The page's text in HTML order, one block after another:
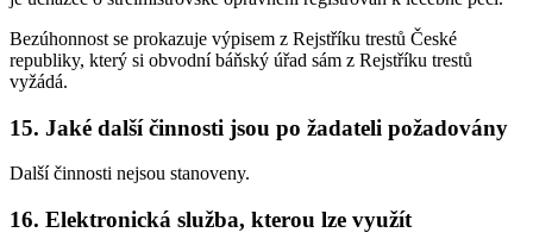
Bezúhonnost se prokazuje výpisem z Rejstříku trestů České
republiky, který si obvodní báňský úřad sám z Rejstříku trestů
vyžádá.
15. Jaké další činnosti jsou po žadateli požadovány
Další činnosti nejsou stanoveny.
16. Elektronická služba, kterou lze využít